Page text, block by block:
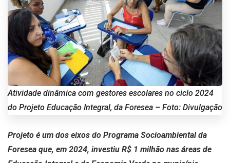
Atividade dinâmica com gestores escolares no ciclo 2024
do Projeto Educação Integral, da Foresea – Foto: Divulgação
Projeto é um dos eixos do Programa Socioambiental da
Foresea que, em 2024, investiu R$ 1 milhão nas áreas de